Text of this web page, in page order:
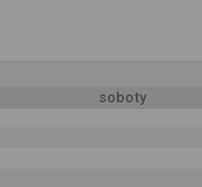
soboty